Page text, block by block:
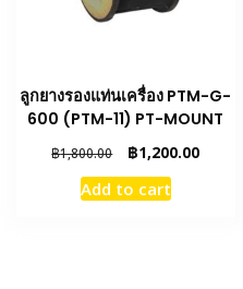
ลูกยางรองแท่นเครื่อง PTM-G-
600 (PTM-11) PT-MOUNT
฿1,800.00
Original
price
was:
฿1,200.00Current
Add to cart